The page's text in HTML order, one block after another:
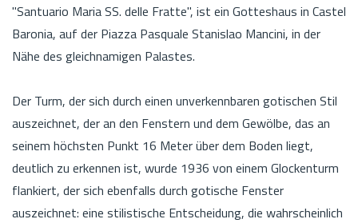
"Santuario Maria SS. delle Fratte", ist ein Gotteshaus in Castel
Baronia, auf der Piazza Pasquale Stanislao Mancini, in der
Nähe des gleichnamigen Palastes.
Der Turm, der sich durch einen unverkennbaren gotischen Stil
auszeichnet, der an den Fenstern und dem Gewölbe, das an
seinem höchsten Punkt 16 Meter über dem Boden liegt,
deutlich zu erkennen ist, wurde 1936 von einem Glockenturm
flankiert, der sich ebenfalls durch gotische Fenster
auszeichnet: eine stilistische Entscheidung, die wahrscheinlich